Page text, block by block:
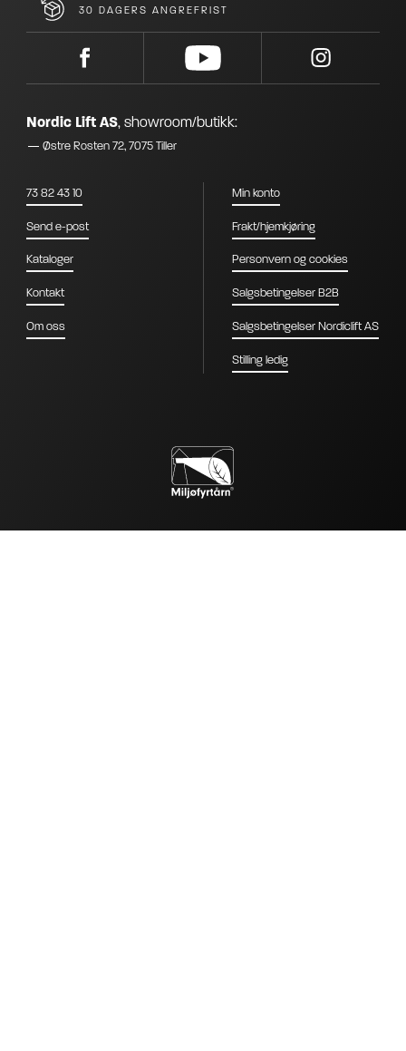
30 DAGERS ANGREFRIST
Nordic Lift AS, showroom/butikk:
Østre Rosten 72, 7075 Tiller
73 82 43 10
Send e-post
Kataloger
Kontakt
Om oss
Min konto
Frakt/hjemkjøring
Personvern og cookies
Salgsbetingelser B2B
Salgsbetingelser Nordiclift AS
Stilling ledig